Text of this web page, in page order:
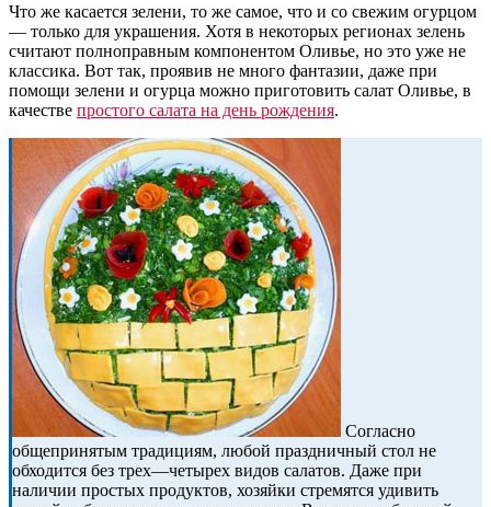
Что же касается зелени, то же самое, что и со свежим огурцом
— только для украшения. Хотя в некоторых регионах зелень
считают полноправным компонентом Оливье, но это уже не
классика. Вот так, проявив не много фантазии, даже при
помощи зелени и огурца можно приготовить салат Оливье, в
качестве простого салата на день рождения.
Согласно
общепринятым традициям, любой праздничный стол не
обходится без трех—четырех видов салатов. Даже при
наличии простых продуктов, хозяйки стремятся удивить